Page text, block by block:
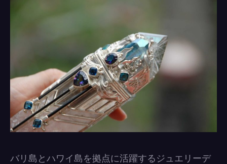
バリ島とハワイ島を拠点に活躍するジュエリーデ